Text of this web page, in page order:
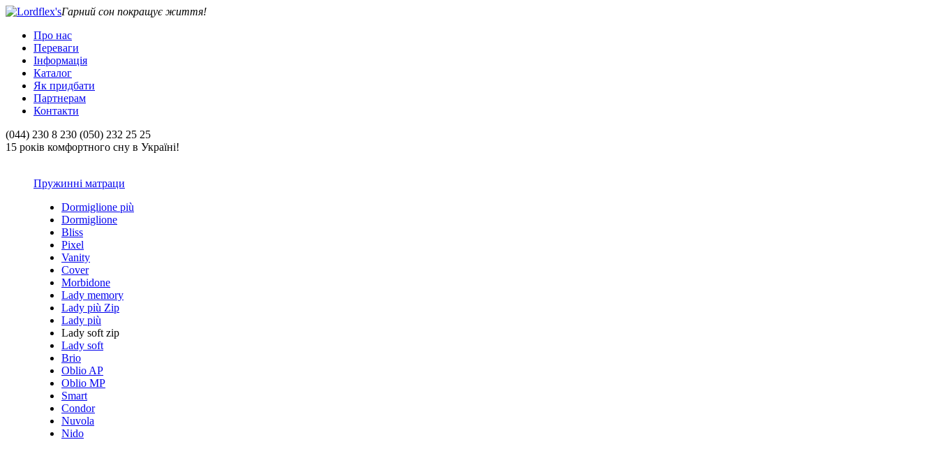
Гарний сон покращує життя!
Про нас
Переваги
Інформація
Каталог
Як придбати
Партнерам
Контакти
(044) 230 8 230 (050) 232 25 25
15 років комфортного сну в Україні!
Пружинні матраци
Dormiglione più
Dormiglione
Bliss
Pixel
Vanity
Cover
Morbidone
Lady memory
Lady più Zip
Lady più
Lady soft zip
Lady soft
Brio
Oblio AP
Oblio MP
Smart
Condor
Nuvola
Nido